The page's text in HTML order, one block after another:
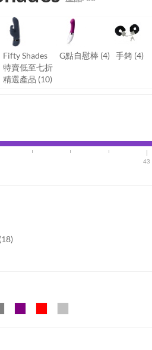
Fifty Shades
特賣低至七折
精選產品 (10)
G點自慰棒 (4) 手銬 (4)
43
(18)